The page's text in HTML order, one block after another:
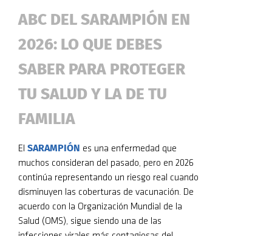
ABC DEL SARAMPIÓN EN
2026: LO QUE DEBES
SABER PARA PROTEGER
TU SALUD Y LA DE TU
FAMILIA
El SARAMPIÓN es una enfermedad que
muchos consideran del pasado, pero en 2026
continúa representando un riesgo real cuando
disminuyen las coberturas de vacunación. De
acuerdo con la Organización Mundial de la
Salud (OMS), sigue siendo una de las